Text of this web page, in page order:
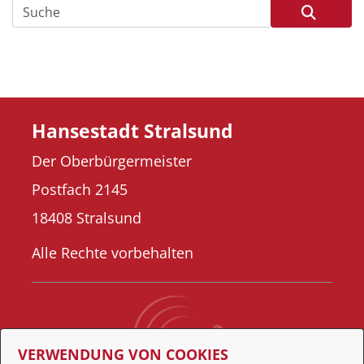
Hansestadt Stralsund
Der Oberbürgermeister
Postfach 2145
18408 Stralsund
Alle Rechte vorbehalten
VERWENDUNG VON COOKIES